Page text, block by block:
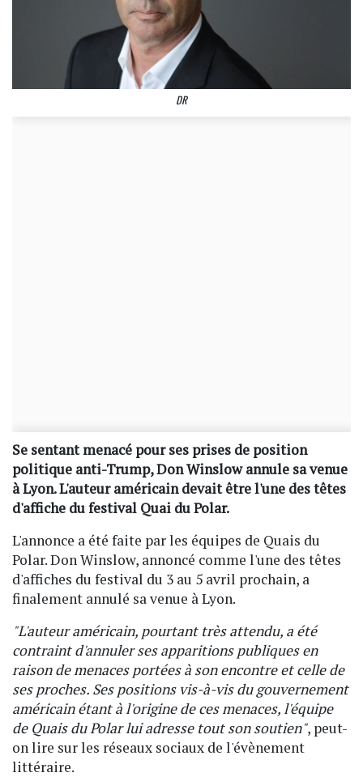
DR
Se sentant menacé pour ses prises de position
politique anti-Trump, Don Winslow annule sa venue
à Lyon. L'auteur américain devait être l'une des têtes
d'affiche du festival Quai du Polar.
L'annonce a été faite par les équipes de Quais du
Polar. Don Winslow, annoncé comme l'une des têtes
d'affiches du festival du 3 au 5 avril prochain, a
finalement annulé sa venue à Lyon.
"L'auteur américain, pourtant très attendu, a été
contraint d'annuler ses apparitions publiques en
raison de menaces portées à son encontre et celle de
ses proches. Ses positions vis-à-vis du gouvernement
américain étant à l'origine de ces menaces, l'équipe
de Quais du Polar lui adresse tout son soutien", peut-
on lire sur les réseaux sociaux de l'évènement
littéraire.